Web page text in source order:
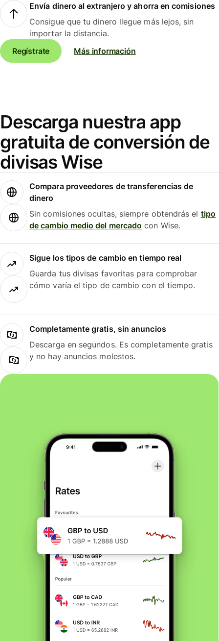
Envía dinero al extranjero y ahorra en comisiones
Consigue que tu dinero llegue más lejos, sin
importar la distancia.
Regístrate
Más información
Descarga nuestra app
gratuita de conversión de
divisas Wise
Compara proveedores de transferencias de
dinero
Sin comisiones ocultas, siempre obtendrás el tipo
de cambio medio del mercado con Wise.
Sigue los tipos de cambio en tiempo real
Guarda tus divisas favoritas para comprobar
cómo varía el tipo de cambio con el tiempo.
Completamente gratis, sin anuncios
Descarga en segundos. Es completamente gratis
y no hay anuncios molestos.